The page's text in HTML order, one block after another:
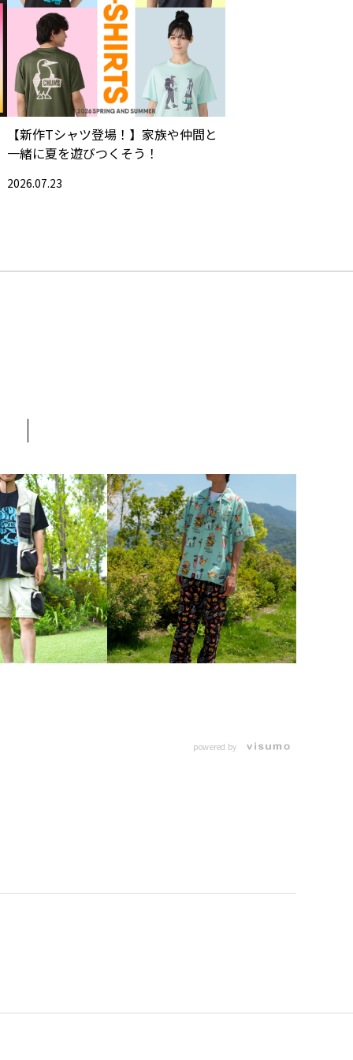
【新作Tシャツ登場！】家族や仲間と
一緒に夏を遊びつくそう！
2026.07.23
powered by